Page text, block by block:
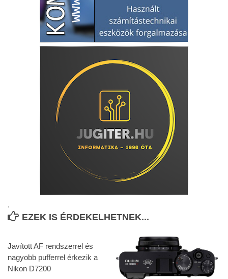
.
EZEK IS ÉRDEKELHETNEK...
Javított AF rendszerrel és
nagyobb pufferrel érkezik a
Nikon D7200